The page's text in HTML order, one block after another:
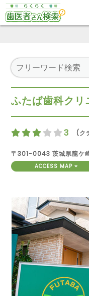
ふたば歯科クリ
3 (ク
〒301-0043 茨城県龍ケ
ACCESS MAP